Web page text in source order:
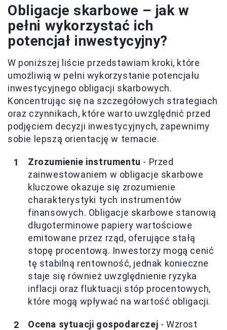
Obligacje skarbowe – jak w
pełni wykorzystać ich
potencjał inwestycyjny?
W poniższej liście przedstawiam kroki, które
umożliwią w pełni wykorzystanie potencjału
inwestycyjnego obligacji skarbowych.
Koncentrując się na szczegółowych strategiach
oraz czynnikach, które warto uwzględnić przed
podjęciem decyzji inwestycyjnych, zapewnimy
sobie lepszą orientację w temacie.
Zrozumienie instrumentu - Przed
zainwestowaniem w obligacje skarbowe
kluczowe okazuje się zrozumienie
charakterystyki tych instrumentów
finansowych. Obligacje skarbowe stanowią
długoterminowe papiery wartościowe
emitowane przez rząd, oferujące stałą
stopę procentową. Inwestorzy mogą cenić
tę stabilną rentowność, jednak konieczne
staje się również uwzględnienie ryzyka
inflacji oraz fluktuacji stóp procentowych,
które mogą wpływać na wartość obligacji.
Ocena sytuacji gospodarczej - Wzrost